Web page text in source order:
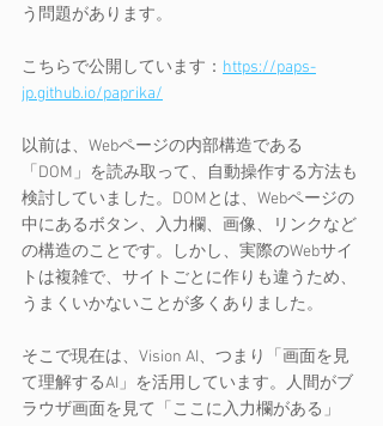
う問題があります。
こちらで公開しています： https://paps-
jp.github.io/paprika/
以前は、Webページの内部構造である
「DOM」を読み取って、自動操作する方法も
検討していました。DOMとは、Webページの
中にあるボタン、入力欄、画像、リンクなど
の構造のことです。しかし、実際のWebサイ
トは複雑で、サイトごとに作りも違うため、
うまくいかないことが多くありました。
そこで現在は、Vision AI、つまり「画面を見
て理解するAI」を活用しています。人間がブ
ラウザ画面を見て「ここに入力欄がある」